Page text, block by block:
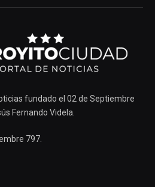
fundado el 02 de Septiembre
Fernando Videla.
797.